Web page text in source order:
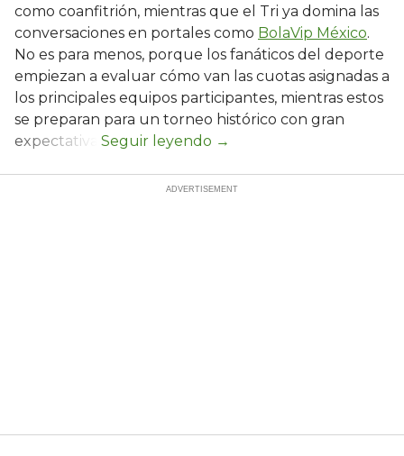
como coanfitrión, mientras que el Tri ya domina las
conversaciones en portales como BolaVip México.
No es para menos, porque los fanáticos del deporte
empiezan a evaluar cómo van las cuotas asignadas a
los principales equipos participantes, mientras estos
se preparan para un torneo histórico con gran
expectativa.